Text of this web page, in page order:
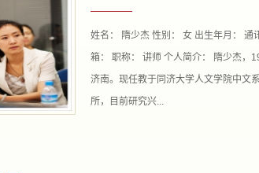
姓名： 隋少杰 性别： 女 出生年月： 通讯地址： 电子邮
箱： 职称： 讲师 个人简介： 隋少杰，
济南。现任教于同济大学人文学院中文
所，目前研究兴...